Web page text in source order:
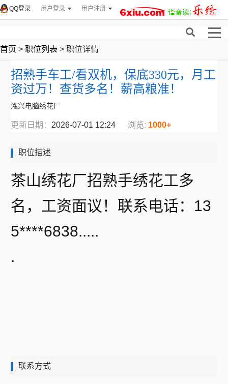
用户登录 用户注册
QQ登录
首页 > 职位列表 > 职位详情
招熟手车工/看双机，保底330元，月工
资过万！查货多名！薪高粮准！
泓兴电脑绣花厂
更新日期： 2026-07-01 12:24 浏览: 1000+
职位描述
茶山绣花厂招熟手绣花工多
名，工资面议！联系电话：13
5****6838.....
.
联系方式